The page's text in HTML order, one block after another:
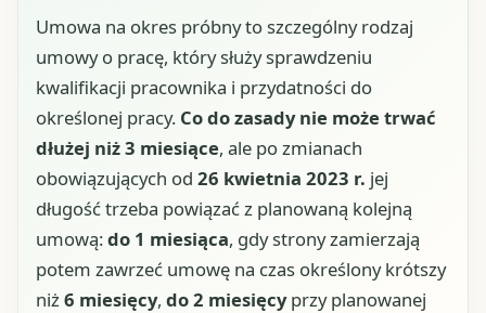
Umowa na okres próbny to szczególny rodzaj
umowy o pracę, który służy sprawdzeniu
kwalifikacji pracownika i przydatności do
określonej pracy. Co do zasady nie może trwać
dłużej niż 3 miesiące, ale po zmianach
obowiązujących od 26 kwietnia 2023 r. jej
długość trzeba powiązać z planowaną kolejną
umową:do 1 miesiąca, gdy strony zamierzają
potem zawrzeć umowę na czas określony krótszy
niż 6 miesięcy, do 2 miesięcyprzy planowanej